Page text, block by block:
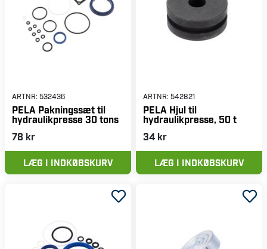
ARTNR: 532436
PELA Pakningssæt til
hydraulikpresse 30 tons
78 kr
LÆG I INDKØBSKURV
ARTNR: 542821
PELA Hjul til
hydraulikpresse, 50 t
34 kr
LÆG I INDKØBSKURV